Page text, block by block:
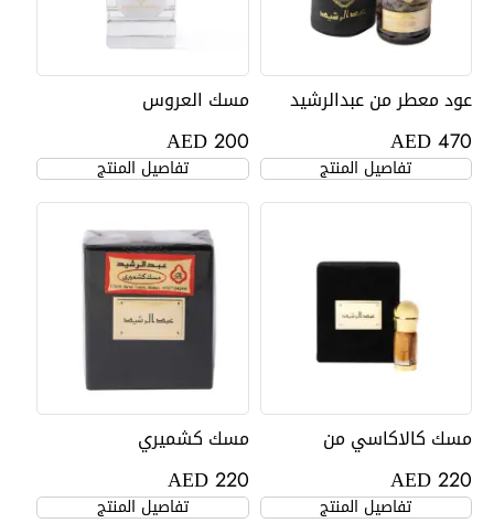
عود معطر من عبدالرشيد
AED 470
تفاصيل المنتج
مسك العروس
AED 200
تفاصيل المنتج
مسك كالاكاسي من
عبدالرشيد
AED 220
تفاصيل المنتج
مسك كشميري
AED 220
تفاصيل المنتج